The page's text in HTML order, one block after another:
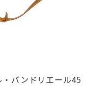
バンドリエール45